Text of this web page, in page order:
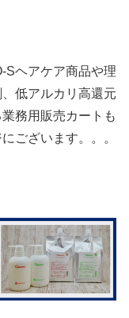
Sヘアケア商品や理
低アルカリ高還元
務用販売カートも
ございます。。。